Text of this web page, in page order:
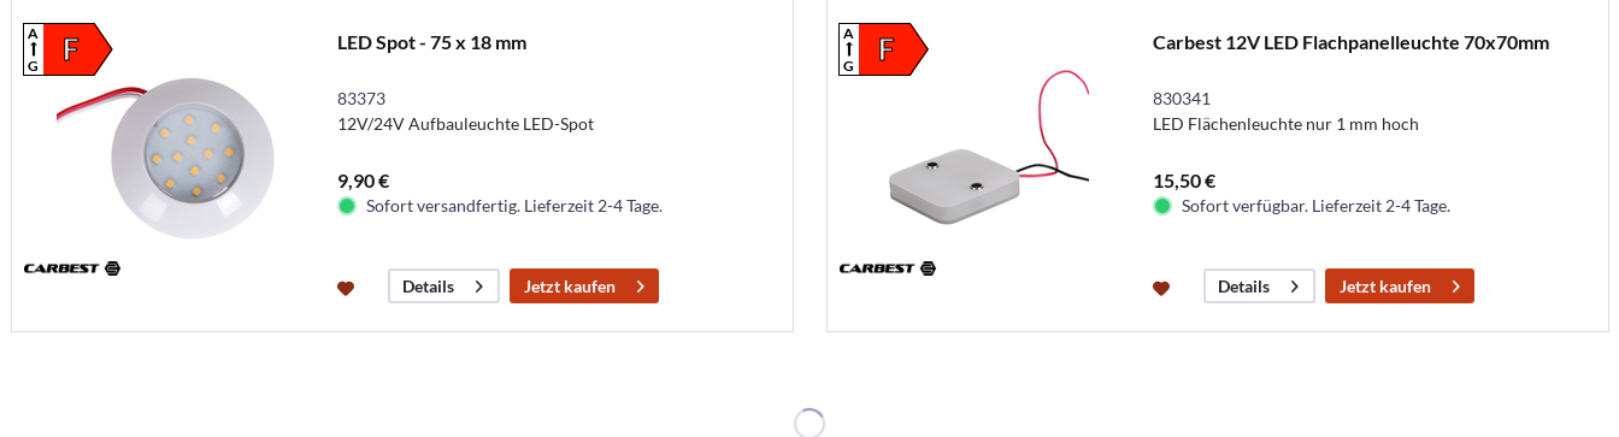
F
A
G
LED Spot - 75 x 18 mm
83373
12V/24V Aufbauleuchte LED-Spot
9,90 €
Sofort versandfertig. Lieferzeit 2-4 Tage.
Details Jetzt kaufen
F
A
G
Carbest 12V LED Flachpanelleuchte 70x70mm
830341
LED Flächenleuchte nur 1 mm hoch
15,50 €
Sofort verfügbar. Lieferzeit 2-4 Tage.
Details Jetzt kaufen